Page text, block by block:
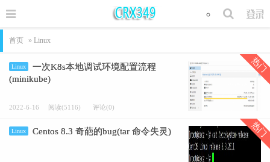
首页 » Linux
Linux
一次K8s本地调试环境配置流程
(minikube)
2022-6-16 阅读(5116) 评论(0)
热门
Linux Centos 8.3 奇葩的bug(tar 命令失灵) 热门